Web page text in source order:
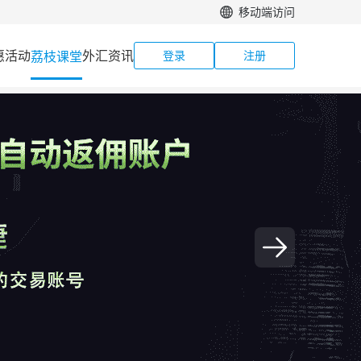
移动端访问
活动荔枝课堂外汇资讯 登录 注册